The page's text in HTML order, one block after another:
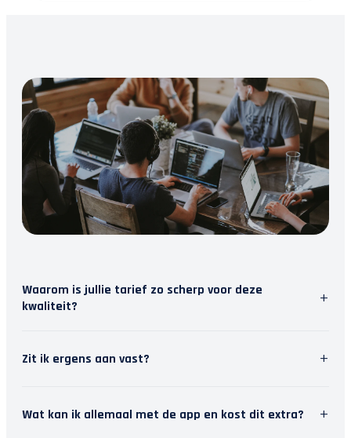
Waarom is jullie tarief zo scherp voor deze
kwaliteit?
+
werk te automatiseren, besparen we tijd. Die tijd
Zit ik ergens aan vast? +
abonnement maandelijks opzeggen. Het stopt dan
Wat kan ik allemaal met de app en kost dit extra? +